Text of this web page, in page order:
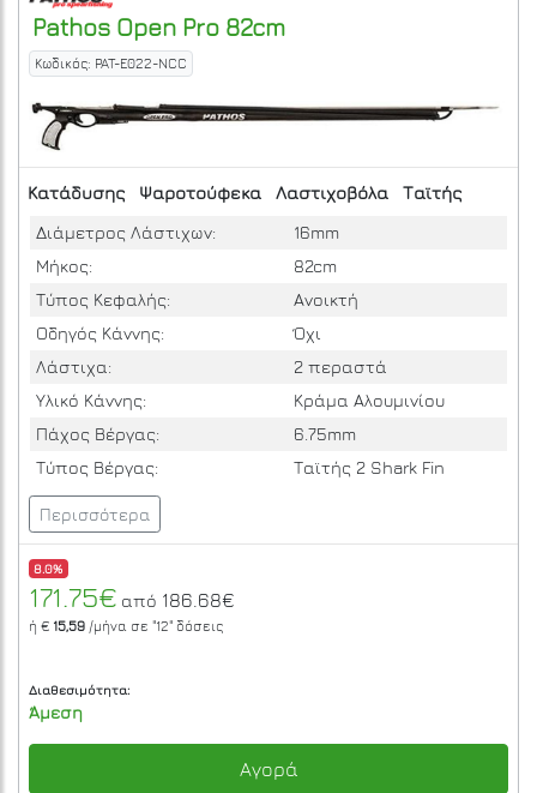
Pathos Open Pro 82cm
Κωδικός: PAT-E022-NCC
Κατάδυσης Ψαροτούφεκα Λαστιχοβόλα
Ταϊτής
Διάμετρος Λάστιχων:
16mm
Μήκος:
82cm
Τύπος Κεφαλής:
Ανοικτή
Οδηγός Κάννης:
Όχι
Λάστιχα:
2 περαστά
Υλικό Κάννης:
Κράμα Αλουμινίου
Πάχος Βέργας:
6.75mm
Τύπος Βέργας:
Ταϊτής 2 Shark Fin
Περισσότερα
8.0%
171.75€ από 186.68€
ή € 15,59 /μήνα σε "12" δόσεις
Διαθεσιμότητα:
Άμεση
Αγορά